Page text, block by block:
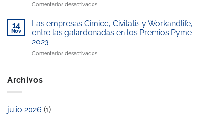
escuela
de
la
compromiso
la
conciliación
familiar
Premio
Educativa
2025
Comentarios desactivadosen
ahorrar
el
de
14
Nov
Las empresas Cimico, Civitatis y Workandlife,
entre las galardonadas en los Premios Pyme
2023
Comentarios desactivadosen
Archivos
julio 2026 (1)